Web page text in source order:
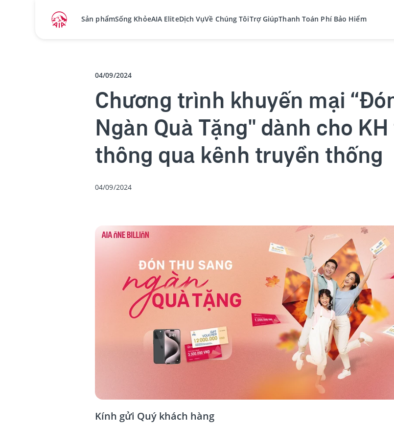
Sản phẩmSống KhỏeAIA EliteDịch VụVề Chúng TôiTrợ GiúpThanh Toán Phí Bảo Hiểm
04/09/2024
Chương trình khuyến mại
Ngàn Quà Tặng" dành cho
thông qua kênh truyền thống
04/09/2024
Kính gửi Quý khách hàng